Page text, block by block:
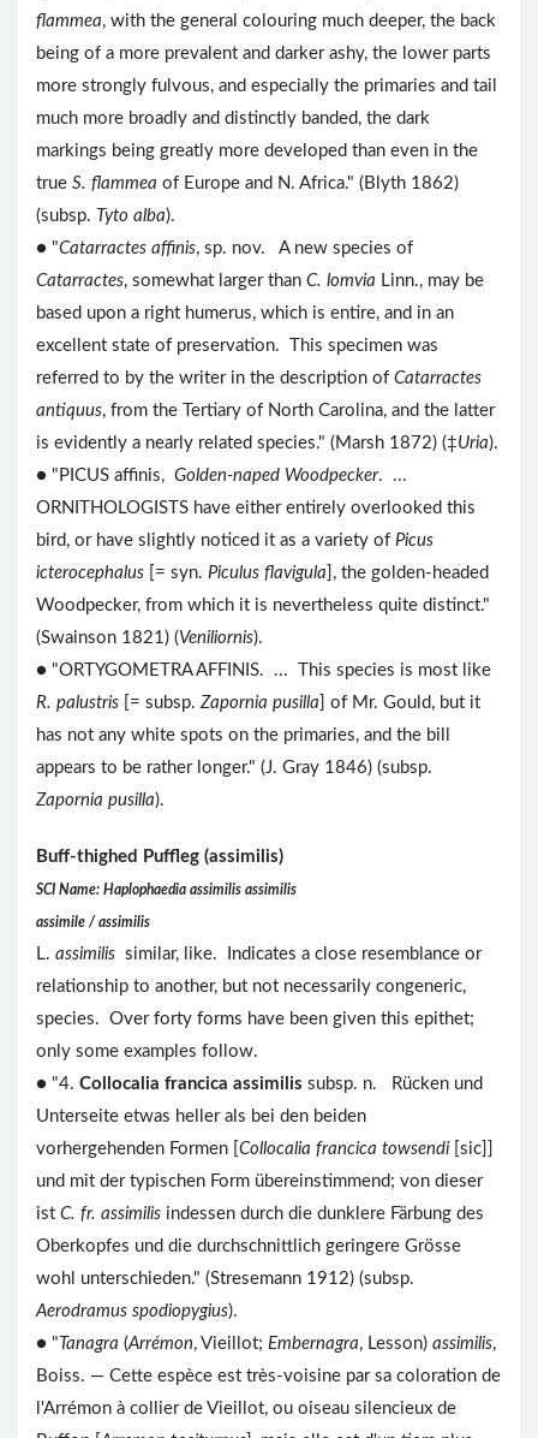
flammea, with the general colouring much deeper, the back
being of a more prevalent and darker ashy, the lower parts
more strongly fulvous, and especially the primaries and tail
much more broadly and distinctly banded, the dark
markings being greatly more developed than even in the
true S. flammea of Europe and N. Africa." (Blyth 1862)
(subsp. Tyto alba).
● "Catarractes affinis, sp. nov. A new species of
Catarractes, somewhat larger than C. lomvia Linn., may be
based upon a right humerus, which is entire, and in an
excellent state of preservation. This specimen was
referred to by the writer in the description of Catarractes
antiquus, from the Tertiary of North Carolina, and the latter
is evidently a nearly related species." (Marsh 1872) (‡Uria).
● "PICUS affinis, Golden-naped Woodpecker. ...
ORNITHOLOGISTS have either entirely overlooked this
bird, or have slightly noticed it as a variety of Picus
icterocephalus
[= syn. Piculus flavigula ], the golden-headed
Woodpecker, from which it is nevertheless quite distinct."
(Swainson 1821) (Veniliornis).
● "ORTYGOMETRA AFFINIS. ... This species is most like
R. palustris
[= subsp. Zapornia pusilla ] of Mr. Gould, but it
has not any white spots on the primaries, and the bill
appears to be rather longer." (J. Gray 1846) (subsp.
Zapornia pusilla).
Buff-thighed Puffleg (assimilis)
SCI Name: Haplophaedia assimilis assimilis
assimile / assimilis
L. assimilis similar, like. Indicates a close resemblance or
relationship to another, but not necessarily congeneric,
species. Over forty forms have been given this epithet;
only some examples follow.
● "4. Collocalia francica assimilis subsp. n. Rücken und
Unterseite etwas heller als bei den beiden
vorhergehenden Formen [ Collocalia francica towsendi [sic]]
und mit der typischen Form übereinstimmend; von dieser
ist C. fr. assimilis indessen durch die dunklere Färbung des
Oberkopfes und die durchschnittlich geringere Grösse
wohl unterschieden." (Stresemann 1912) (subsp.
Aerodramus spodiopygius).
● " Tanagra (Arrémon, Vieillot; Embernagra, Lesson) assimilis,
Boiss. — Cette espèce est très-voisine par sa coloration de
l'Arrémon à collier de Vieillot, ou oiseau silencieux de